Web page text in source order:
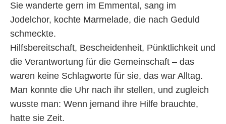
Sie wanderte gern im Emmental, sang im
Jodelchor, kochte Marmelade, die nach Geduld
schmeckte.
Hilfsbereitschaft, Bescheidenheit, Pünktlichkeit und
die Verantwortung für die Gemeinschaft – das
waren keine Schlagworte für sie, das war Alltag.
Man konnte die Uhr nach ihr stellen, und zugleich
wusste man: Wenn jemand ihre Hilfe brauchte,
hatte sie Zeit.